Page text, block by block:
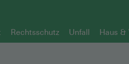
Rechtsschutz Unfall Haus &